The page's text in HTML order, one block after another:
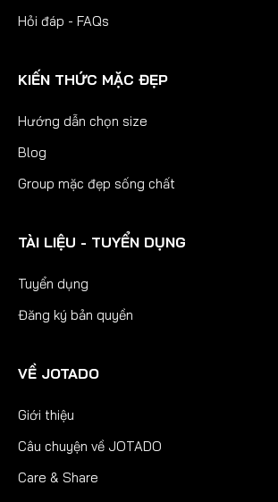
Hỏi đáp - FAQs
KIẾN THỨC MẶC ĐẸP
Hướng dẫn chọn size
Blog
Group mặc đẹp sống chất
TÀI LIỆU - TUYỂN DỤNG
Tuyển dụng
Đăng ký bản quyền
VỀ JOTADO
Giới thiệu
Câu chuyện về JOTADO
Care & Share